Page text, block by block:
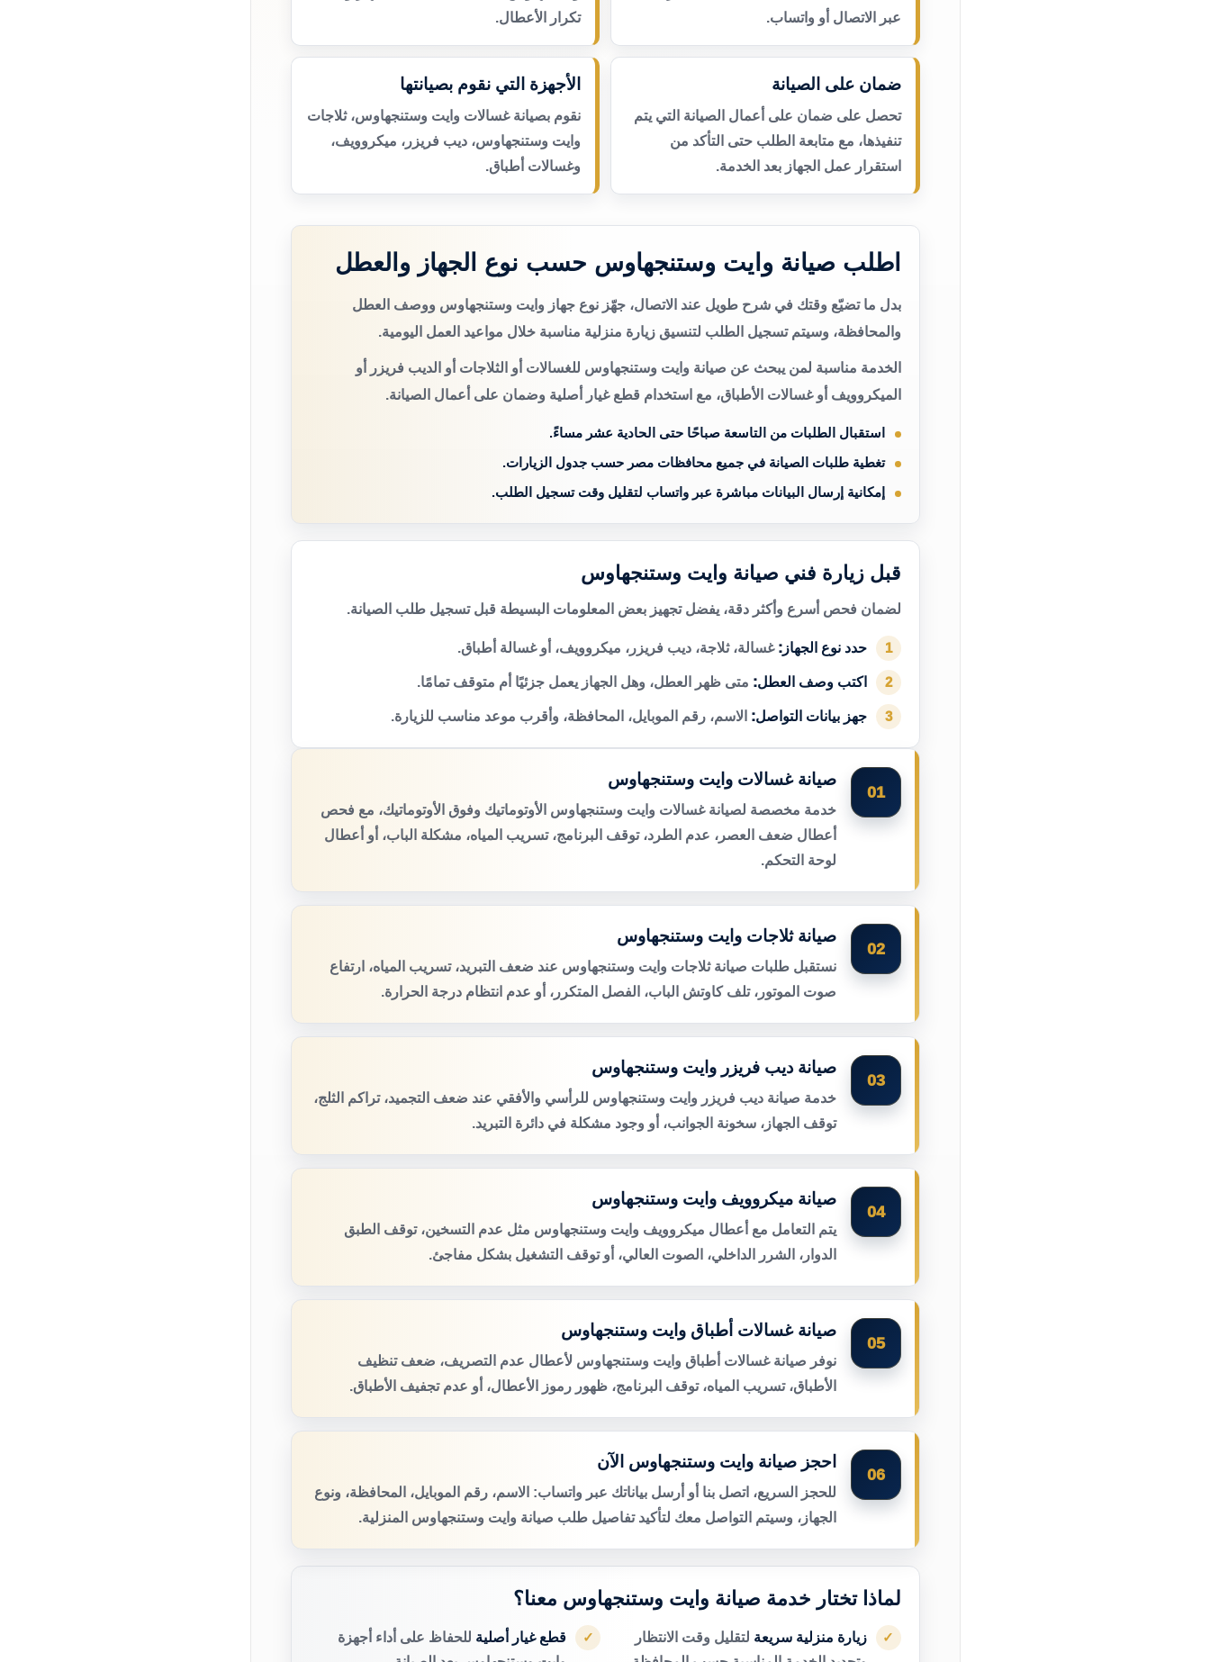
عبر الاتصال أو واتساب.
تكرار الأعطال.
ضمان على الصيانة
تحصل على ضمان على أعمال الصيانة التي يتم
تنفيذها، مع متابعة الطلب حتى التأكد من
استقرار عمل الجهاز بعد الخدمة.
الأجهزة التي نقوم بصيانتها
نقوم بصيانة غسالات وايت وستنجهاوس، ثلاجات
وايت وستنجهاوس، ديب فريزر، ميكروويف،
وغسالات أطباق.
اطلب صيانة وايت وستنجهاوس حسب نوع الجهاز والعطل
بدل ما تضيّع وقتك في شرح طويل عند الاتصال، جهّز نوع جهاز وايت وستنجهاوس ووصف العطل
والمحافظة، وسيتم تسجيل الطلب لتنسيق زيارة منزلية مناسبة خلال مواعيد العمل اليومية.
الخدمة مناسبة لمن يبحث عن صيانة وايت وستنجهاوس للغسالات أو الثلاجات أو الديب فريزر أو
الميكروويف أو غسالات الأطباق، مع استخدام قطع غيار أصلية وضمان على أعمال الصيانة.
استقبال الطلبات من التاسعة صباحًا حتى الحادية عشر مساءً.
تغطية طلبات الصيانة في جميع محافظات مصر حسب جدول الزيارات.
إمكانية إرسال البيانات مباشرة عبر واتساب لتقليل وقت تسجيل الطلب.
قبل زيارة فني صيانة وايت وستنجهاوس
لضمان فحص أسرع وأكثر دقة، يفضل تجهيز بعض المعلومات البسيطة قبل تسجيل طلب الصيانة.
1 حدد نوع الجهاز: غسالة، ثلاجة، ديب فريزر، ميكروويف، أو غسالة أطباق.
2 اكتب وصف العطل: متى ظهر العطل، وهل الجهاز يعمل جزئيًا أم متوقف تمامًا.
3 جهز بيانات التواصل: الاسم، رقم الموبايل، المحافظة، وأقرب موعد مناسب للزيارة.
01
صيانة غسالات وايت وستنجهاوس
خدمة مخصصة لصيانة غسالات وايت وستنجهاوس الأوتوماتيك وفوق الأوتوماتيك، مع فحص
أعطال ضعف العصر، عدم الطرد، توقف البرنامج، تسريب المياه، مشكلة الباب، أو أعطال
لوحة التحكم.
02
صيانة ثلاجات وايت وستنجهاوس
نستقبل طلبات صيانة ثلاجات وايت وستنجهاوس عند ضعف التبريد، تسريب المياه، ارتفاع
صوت الموتور، تلف كاوتش الباب، الفصل المتكرر، أو عدم انتظام درجة الحرارة.
03
صيانة ديب فريزر وايت وستنجهاوس
خدمة صيانة ديب فريزر وايت وستنجهاوس للرأسي والأفقي عند ضعف التجميد، تراكم الثلج،
توقف الجهاز، سخونة الجوانب، أو وجود مشكلة في دائرة التبريد.
04
صيانة ميكروويف وايت وستنجهاوس
يتم التعامل مع أعطال ميكروويف وايت وستنجهاوس مثل عدم التسخين، توقف الطبق
الدوار، الشرر الداخلي، الصوت العالي، أو توقف التشغيل بشكل مفاجئ.
05
صيانة غسالات أطباق وايت وستنجهاوس
نوفر صيانة غسالات أطباق وايت وستنجهاوس لأعطال عدم التصريف، ضعف تنظيف
الأطباق، تسريب المياه، توقف البرنامج، ظهور رموز الأعطال، أو عدم تجفيف الأطباق.
06
احجز صيانة وايت وستنجهاوس الآن
للحجز السريع، اتصل بنا أو أرسل بياناتك عبر واتساب: الاسم، رقم الموبايل، المحافظة، ونوع
الجهاز، وسيتم التواصل معك لتأكيد تفاصيل طلب صيانة وايت وستنجهاوس المنزلية.
لماذا تختار خدمة صيانة وايت وستنجهاوس معنا؟
✓ زيارة منزلية سريعة لتقليل وقت الانتظار
✓ قطع غيار أصلية للحفاظ على أداء أجهزة